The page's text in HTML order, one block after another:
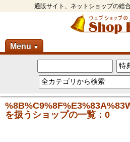
通販サイト、ネットショップの総
Menu ▼
を扱うショップの一覧：0